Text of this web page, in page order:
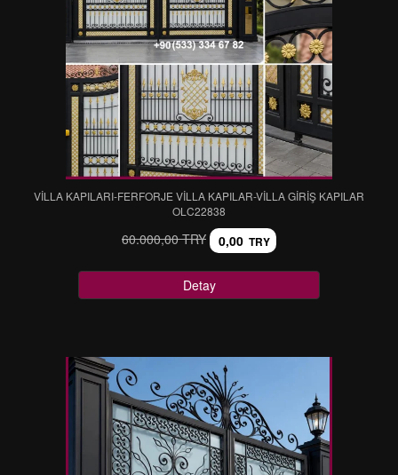
VİLLA KAPILARI-FERFORJE VİLLA KAPILAR-VİLLA GİRİŞ KAPILAR
OLC22838
60.000,00 TRY 0,00 TRY
Detay